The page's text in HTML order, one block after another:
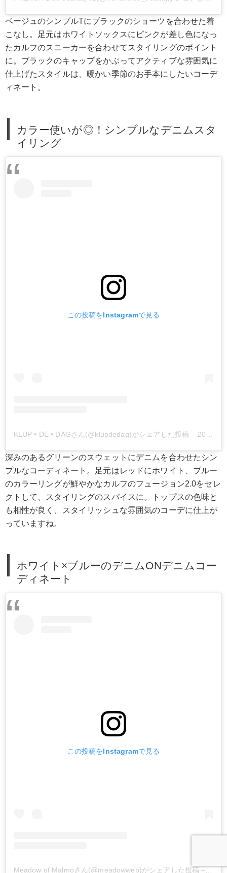
ベージュのシンプルTにブラックのショーツを合わせた着
こなし。足元はホワイトソックスにピンクが差し色になっ
たカルフのスニーカーを合わせてスタイリングのポイント
に。ブラックのキャップをかぶってアクティブな雰囲気に
仕上げたスタイルは、暖かい季節のお手本にしたいコーデ
ィネート。
カラー使いが◎！シンプルなデニムスタ
イリング
この投稿をInstagramで見る
KLUP • DE • DAGさん(@klupdedag)がシェアした投稿 – 2019年 6月月16日午後11時12分PDT
深みのあるグリーンのスウェットにデニムを合わせたシン
プルなコーディネート。足元はレッドにホワイト、ブルー
のカラーリングが鮮やかなカルフのフュージョン2.0をセレ
クトして、スタイリングのスパイスに。トップスの色味と
も相性が良く、スタイリッシュな雰囲気のコーデに仕上が
っていますね。
ホワイト×ブルーのデニムONデニムコー
ディネート
この投稿をInstagramで見る
Meadow of Malmöさん(@meadowweb)がシェアした投稿 – 2019